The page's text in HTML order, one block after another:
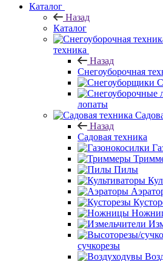
Каталог
Назад
Каталог
техника
Назад
Снегоуборочная
лопаты
Назад
Садовая техника
Пилы
сучкорезы